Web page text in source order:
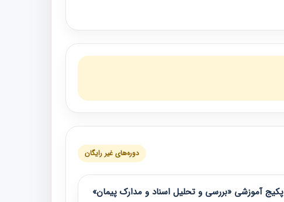
دوره‌های غیر رایگان
پکیج آموزشی «بررسی و تحلیل اسناد و مدارک پیمان»